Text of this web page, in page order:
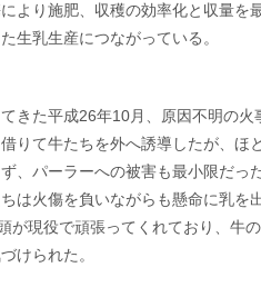
より施肥、収穫の効率化と収量を
生乳生産につながっている。
きた平成26年10月、原因不明の
りて牛たちを外へ誘導したが、ほ
、パーラーへの被害も最小限だっ
は火傷を負いながらも懸命に乳を
が現役で頑張ってくれており、牛
けられた。